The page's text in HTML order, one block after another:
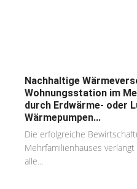
Nachhaltige
Wohnungsstation im
durch Erdwärme- oder
Wärmepumpen...
Die erfolgreiche
Mehrfamilienhauses
alle...